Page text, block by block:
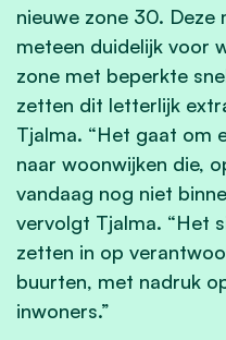
nieuwe zone 30. Deze
meteen duidelijk voor
zone met beperkte
zetten dit letterlijk
Tjalma. “Het gaat om
naar woonwijken die,
vandaag nog niet
vervolgt Tjalma. “Het
zetten in op
buurten, met nadruk
inwoners.”